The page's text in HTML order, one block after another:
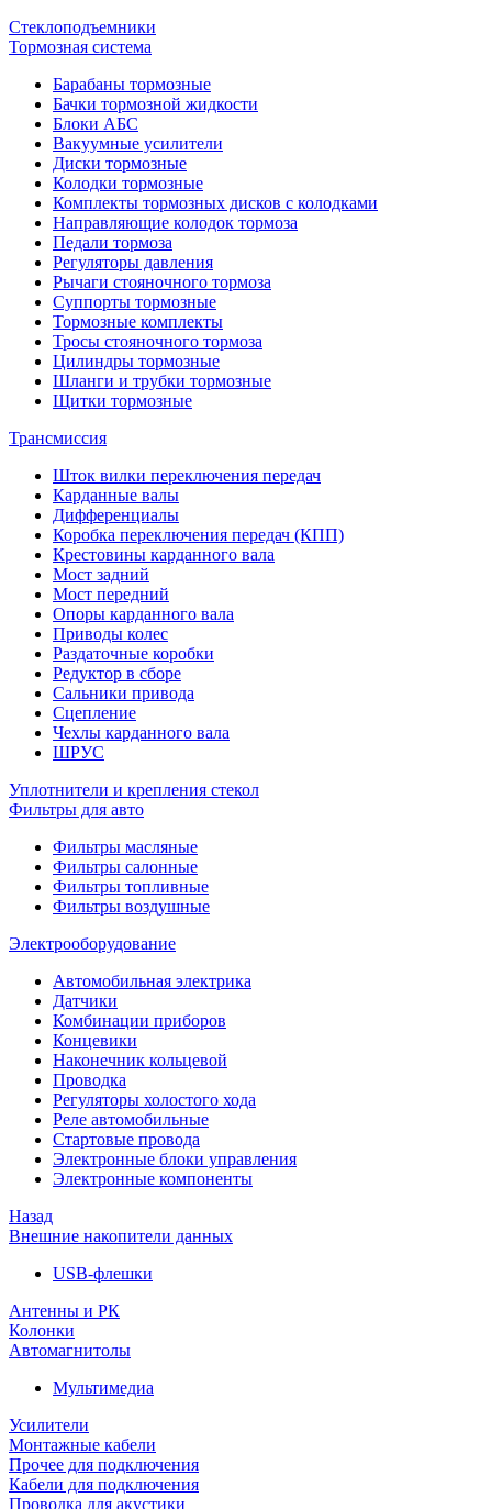
Стеклоподъемники
Тормозная система
Барабаны тормозные
Бачки тормозной жидкости
Блоки АБС
Вакуумные усилители
Диски тормозные
Колодки тормозные
Комплекты тормозных дисков с колодками
Направляющие колодок тормоза
Педали тормоза
Регуляторы давления
Рычаги стояночного тормоза
Суппорты тормозные
Тормозные комплекты
Тросы стояночного тормоза
Цилиндры тормозные
Шланги и трубки тормозные
Щитки тормозные
Трансмиссия
Шток вилки переключения передач
Карданные валы
Дифференциалы
Коробка переключения передач (КПП)
Крестовины карданного вала
Мост задний
Мост передний
Опоры карданного вала
Приводы колес
Раздаточные коробки
Редуктор в сборе
Сальники привода
Сцепление
Чехлы карданного вала
ШРУС
Уплотнители и крепления стекол
Фильтры для авто
Фильтры масляные
Фильтры салонные
Фильтры топливные
Фильтры воздушные
Электрооборудование
Автомобильная электрика
Датчики
Комбинации приборов
Концевики
Наконечник кольцевой
Проводка
Регуляторы холостого хода
Реле автомобильные
Стартовые провода
Электронные блоки управления
Электронные компоненты
Назад
Внешние накопители данных
USB-флешки
Антенны и РК
Колонки
Автомагнитолы
Мультимедиа
Усилители
Монтажные кабели
Прочее для подключения
Кабели для подключения
Проводка для акустики